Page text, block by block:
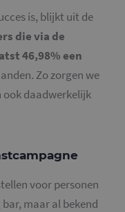
is, blijkt uit de
die via de
46,98% een
Zo zorgen we
ook daadwerkelijk
voor personen
maar al bekend